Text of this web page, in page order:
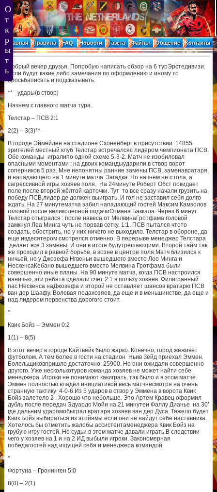
Главная Правила FAQ Новости Газета Файлы Общение Контакты
Добрый вечер друзья. Попробую написать обзор на 6 турЭрстедивизи.
Если будут какие либо замечания по оформлению и иному то
просьбаписать и подсказывать.
** - удары(в створ)
Начнем с главного матча тура.
Телстар – ПСВ 2:1
2(2) – 3(3)**
В городе Эймёйден на стадионе Схоненберг в присутствии 14855
зрителей местный клуб Телстар встречалсяс лидером чемпионата ПСВ.
Обе команды игралипо одной схеме 5-3-2. Матч не изобиловал
опасными моментами : на двоих командыударили в створ ворот
соперников 5 раз. Мне непонятны ранние замены ПСВ, заменавратаря,
и нападающего на 1 минуте матча. Загадка. Но начнём не с гола, а
сагрессивной игры хозяев поля. На 24минуте Роберт Обст покидает
поле после второй жёлтой карточки. Тут то все сразу начали грузить на
победу ПСВ,лидер де должен выиграть. И гол не заставил себя долго
ждать. На 27 минутематча забил нападающий гостей Максим Камзолов
головой после великолепной подачиОтмана Баккала. Через 6 минут
Телстар отыгрался : после навеса от МелвинаГротфама головой
замкнул Леа Минга чуть не порвав сетку. 1:1. ПСВ пытался чтото
создать, обострить, но у них ничего не выходило. Телстар в обороне, да
еще ивдесятером смотрелся отменно. В перерыве менеджер Телстара
делает все 3 замены. И они в итоге будутрешающими. Второй тайм так
же проходил в равной борьбе, в возне в центре поля.Матч близился к
ничьей, но у Джозефа Нгвеньи вышедшего вместо Лео Минга и
НескенсаКебано вышедшего вместо Мелвина Гротфама были
совершенно иные планы. На 90 минуте матча, когда ПСВ настроился
наничью, эти ребята сделали счет 2:1 в пользу хозяев. Филигранный
пас Нескенса наДжозефа и второй не оставляет шансов вратарю ПСВ
ван дер Шаафу. Волевая подахозяев, да еще и в меньшинстве, да еще и
над лидером первенства дорогого стоит.
*
Квик Бойз – Эммен 0:2
1(1) – 8(5)
В этот вечер в городе Кайтвейк было жарко. Конечно, город жеживет
футболом. А тем более в гости на стадион Ньив Зёйд приехал Эммен.
Болельщиковпришло достаточно: 25900. Но они ожидали совершенно
другого. Уже несколькотуров команда хозяев не может найти себе
менеджера. Игроки не понимают какиграть, так было и в этом матче.
Эммен полностью владел инициативой весь матчнесмотря на очень
странную тактику 4-0-6.Из 5 ударов в створ у Эммена в ворота Квик
Бойз залетело 2 . Хорошо что небольше. Это Артем Кравец оформил
дубль после передач Эдуардо Мойи на 21 минутеи Фаллу Дианье на 30’
где дальним ударомобыграл вратаря хозяев ван дер Дуса. Тяжело будет
Квик Бойз выбираться из этойямы если они не найдут себе наставника.
Хотелось бы отметить жалобы ассистентаменеджера Квик Бойз на
грубую игру гостей. Но судьи в этом матче давали играть.В следствии
чего у хозяев на 1 и на 2 ИД выбыли игроки. Закономерная
победагостей над ищущей себя и менеджера командой.
*
Фортуна – Гронинген 5:0
8(8) – 2(1)